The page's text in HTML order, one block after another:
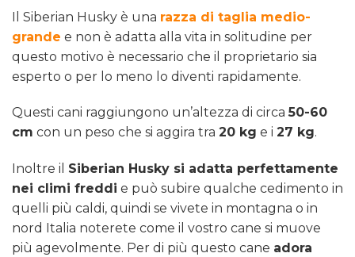
Il Siberian Husky è una razza di taglia medio-
grande e non è adatta alla vita in solitudine per
questo motivo è necessario che il proprietario sia
esperto o per lo meno lo diventi rapidamente.
Questi cani raggiungono un’altezza di circa50-60
cm con un peso che si aggira tra 20 kg e i 27 kg.
Inoltre il Siberian Husky si adatta perfettamente
nei climi freddi e può subire qualche cedimento in
quelli più caldi, quindi se vivete in montagna o in
nord Italia noterete come il vostro cane si muove
più agevolmente. Per di più questo cane adora